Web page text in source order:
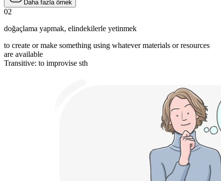
Daha fazla örnek
02
doğaçlama yapmak, elindekilerle yetinmek
to create or make something using whatever materials or resources
are available
Transitive: to improvise sth